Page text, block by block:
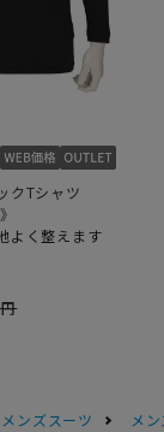
クTシャツ
よく整えます
メンズスーツ
メ